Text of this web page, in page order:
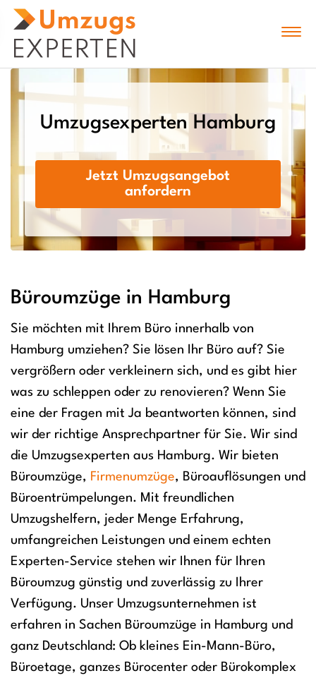
Umzugsexperten Hamburg
Jetzt Umzugsangebot
anfordern
Büroumzüge in Hamburg
Sie möchten mit Ihrem Büro innerhalb von
Hamburg umziehen? Sie lösen Ihr Büro auf? Sie
vergrößern oder verkleinern sich, und es gibt hier
was zu schleppen oder zu renovieren? Wenn Sie
eine der Fragen mit Ja beantworten können, sind
wir der richtige Ansprechpartner für Sie. Wir sind
die Umzugsexperten aus Hamburg. Wir bieten
Büroumzüge, Firmenumzüge, Büroauflösungen und
Büroentrümpelungen. Mit freundlichen
Umzugshelfern, jeder Menge Erfahrung,
umfangreichen Leistungen und einem echten
Experten-Service stehen wir Ihnen für Ihren
Büroumzug günstig und zuverlässig zu Ihrer
Verfügung. Unser Umzugsunternehmen ist
erfahren in Sachen Büroumzüge in Hamburg und
ganz Deutschland: Ob kleines Ein-Mann-Büro,
Büroetage, ganzes Bürocenter oder Bürokomplex